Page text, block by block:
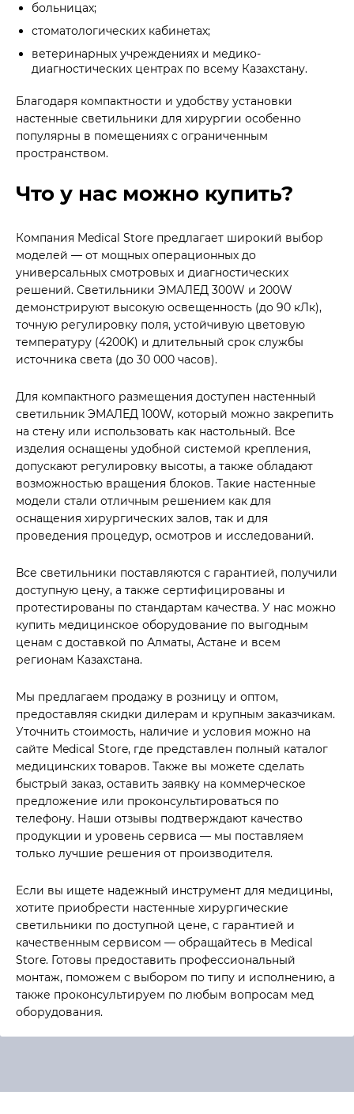
больницах;
стоматологических кабинетах;
ветеринарных учреждениях и медико-
диагностических центрах по всему Казахстану.
Благодаря компактности и удобству установки
настенные светильники для хирургии особенно
популярны в помещениях с ограниченным
пространством.
Что у нас можно купить?
Компания Medical Store предлагает широкий выбор
моделей — от мощных операционных до
универсальных смотровых и диагностических
решений. Светильники ЭМАЛЕД 300W и 200W
демонстрируют высокую освещенность (до 90 кЛк),
точную регулировку поля, устойчивую цветовую
температуру (4200K) и длительный срок службы
источника света (до 30 000 часов).
Для компактного размещения доступен настенный
светильник ЭМАЛЕД 100W, который можно закрепить
на стену или использовать как настольный. Все
изделия оснащены удобной системой крепления,
допускают регулировку высоты, а также обладают
возможностью вращения блоков. Такие настенные
модели стали отличным решением как для
оснащения хирургических залов, так и для
проведения процедур, осмотров и исследований.
Все светильники поставляются с гарантией, получили
доступную цену, а также сертифицированы и
протестированы по стандартам качества. У нас можно
купить медицинское оборудование по выгодным
ценам с доставкой по Алматы, Астане и всем
регионам Казахстана.
Мы предлагаем продажу в розницу и оптом,
предоставляя скидки дилерам и крупным заказчикам.
Уточнить стоимость, наличие и условия можно на
сайте Medical Store, где представлен полный каталог
медицинских товаров. Также вы можете сделать
быстрый заказ, оставить заявку на коммерческое
предложение или проконсультироваться по
телефону. Наши отзывы подтверждают качество
продукции и уровень сервиса — мы поставляем
только лучшие решения от производителя.
Если вы ищете надежный инструмент для медицины,
хотите приобрести настенные хирургические
светильники по доступной цене, с гарантией и
качественным сервисом — обращайтесь в Medical
Store. Готовы предоставить профессиональный
монтаж, поможем с выбором по типу и исполнению, а
также проконсультируем по любым вопросам мед
оборудования.